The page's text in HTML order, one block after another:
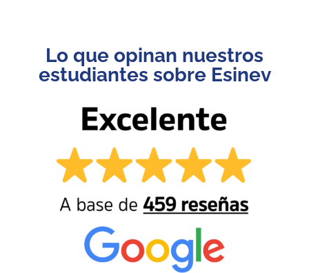
Lo que opinan nuestros
estudiantes sobre Esinev